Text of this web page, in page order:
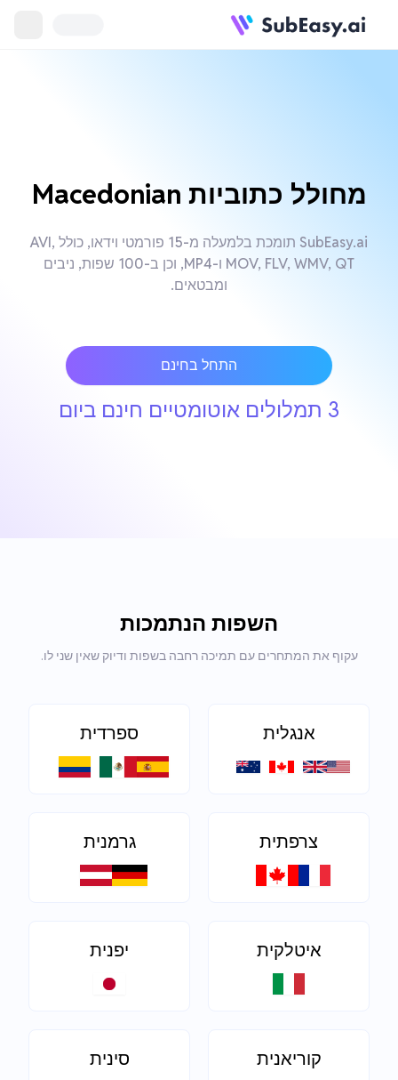
מחולל כתוביות Macedonian
SubEasy.ai תומכת בלמעלה מ-15 פורמטי וידאו, כולל AVI,
MOV, FLV, WMV, QT ו-MP4, וכן ב-100 שפות, ניבים
ומבטאים.
התחל בחינם
3 תמלולים אוטומטיים חינם ביום
השפות הנתמכות
עקוף את המתחרים עם תמיכה רחבה בשפות ודיוק שאין שני לו.
אנגלית ספרדית
צרפתית גרמנית
איטלקית יפנית
קוריאנית סינית